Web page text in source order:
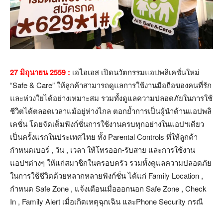
27 มิถุนายน 2559 : เอไอเอส เปิดนวัตกรรมแอปพลิเคชั่นใหม่
“Safe & Care” ให้ลูกค้าสามารถดูแลการใช้งานมือถือของคนที่รัก
และห่วงใยได้อย่างเหมาะสม รวมทั้งดูแลความปลอดภัยในการใช้
ชีวิตได้ตลอดเวลาแม้อยู่ห่างไกล ตอกย้ำการเป็นผู้นำด้านแอปพลิ
เคชั่น โดยจัดเต็มฟังก์ชั่นการใช้งานครบทุกอย่างในแอปฯเดียว
เป็นครั้งแรกในประเทศไทย ทั้ง Parental Controls ที่ให้ลูกค้า
กำหนดเบอร์ , วัน , เวลา ให้โทรออก-รับสาย และการใช้งาน
แอปฯต่างๆ ให้แก่สมาชิกในครอบครัว รวมทั้งดูแลความปลอดภัย
ในการใช้ชีวิตด้วยหลากหลายฟังก์ชั่น ได้แก่ Family Location ,
กำหนด Safe Zone , แจ้งเตือนเมื่อออกนอก Safe Zone , Check
In , Family Alert เมื่อเกิดเหตุฉุกเฉิน และPhone Security กรณี